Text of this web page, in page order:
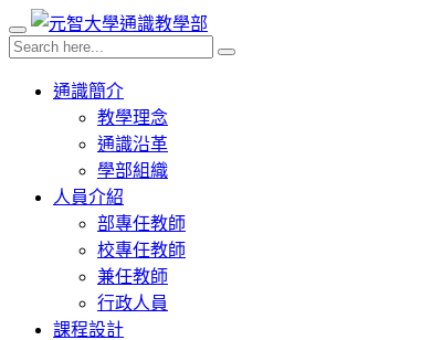
通識簡介
教學理念
通識沿革
學部組織
人員介紹
部專任教師
校專任教師
兼任教師
行政人員
課程設計